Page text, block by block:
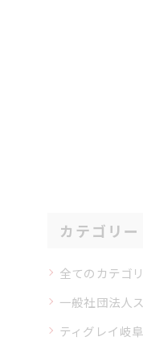
カテゴリー
全てのカテゴ
一般社団法人
ティグレイ岐